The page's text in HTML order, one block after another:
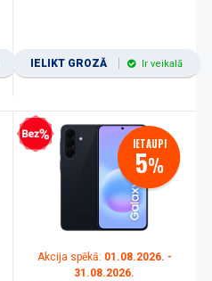
IELIKT GROZĀ Ir veikalā
kredīts IETAUPI
5%
Akcija spēkā: 01.08.2026. -
31.08.2026.